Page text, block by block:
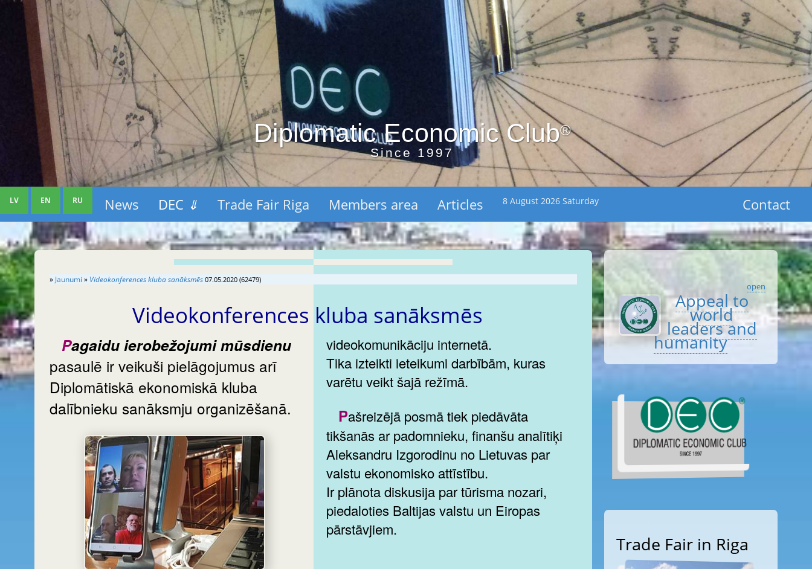
Diplomatic Economic Club®
Since 1997
LV EN RU News DEC ⇓ Trade Fair Riga Members area Articles 8 August 2026 Saturday Contact
» Jaunumi » Videokonferences kluba sanāksmēs 07.05.2020 (62479)
Videokonferences kluba sanāksmēs
Pagaidu ierobežojumi mūsdienu
pasaulē ir veikuši pielāgojumus arī
Diplomātiskā ekonomiskā kluba
dalībnieku sanāksmju organizēšanā.
videokomunikāciju internetā.
Tika izteikti ieteikumi darbībām, kuras
varētu veikt šajā režīmā.
Pašreizējā posmā tiek piedāvāta
tikšanās ar padomnieku, finanšu analītiķi
Aleksandru Izgorodinu no Lietuvas par
valstu ekonomisko attīstību.
Ir plānota diskusija par tūrisma nozari,
piedaloties Baltijas valstu un Eiropas
pārstāvjiem.
open
Appeal to
world
leaders and
humanity
Trade Fair in Riga